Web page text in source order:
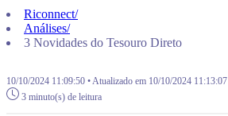
Riconnect/
Análises/
3 Novidades do Tesouro Direto
10/10/2024 11:09:50 • Atualizado em 10/10/2024 11:13:07
3 minuto(s) de leitura